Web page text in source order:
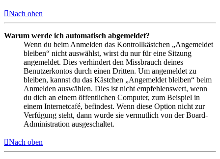
Nach oben
Warum werde ich automatisch abgemeldet?
Wenn du beim Anmelden das Kontrollkästchen „Angemeldet
bleiben“ nicht auswählst, wirst du nur für eine Sitzung
angemeldet. Dies verhindert den Missbrauch deines
Benutzerkontos durch einen Dritten. Um angemeldet zu
bleiben, kannst du das Kästchen „Angemeldet bleiben“ beim
Anmelden auswählen. Dies ist nicht empfehlenswert, wenn
du dich an einem öffentlichen Computer, zum Beispiel in
einem Internetcafé, befindest. Wenn diese Option nicht zur
Verfügung steht, dann wurde sie vermutlich von der Board-
Administration ausgeschaltet.
Nach oben